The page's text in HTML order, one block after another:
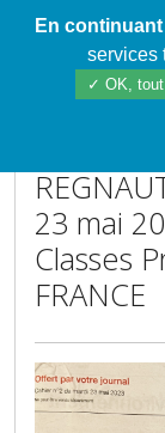
Cahier de
RAISON
23 mai
Classes
FRANCE
En
services
✓ OK,